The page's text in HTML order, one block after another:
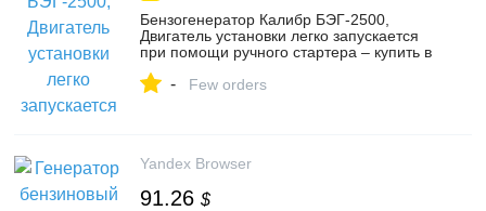
Бензогенератор Калибр БЭГ-2500,
Двигатель установки легко запускается
при помощи ручного стартера – купить в
на Яндекс Маркете, 4477700471
- Few orders
Yandex Browser
91.26 $